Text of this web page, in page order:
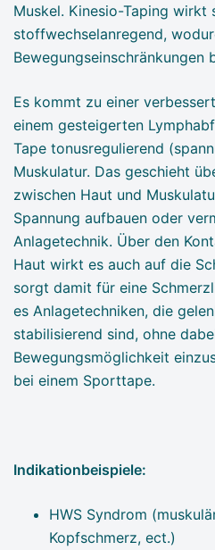
Muskel. Kinesio-Taping wirkt
stoffwechselanregend,
Bewegungseinschränkungen
​Es kommt zu einer
einem gesteigerten
Tape tonusregulierend
Muskulatur. Das geschieht
zwischen Haut und
Spannung aufbauen oder
Anlagetechnik. Über den
Haut wirkt es auch auf die
sorgt damit für eine
es Anlagetechniken, die
stabilisierend sind, ohne
Bewegungsmöglichkeit
bei einem Sporttape.
Indikationbeispiele:
HWS Syndrom
Kopfschmerz, ect.)